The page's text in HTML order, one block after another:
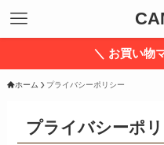
＼ お買い物
ホーム プライバシーポリシー
プライバシーポ